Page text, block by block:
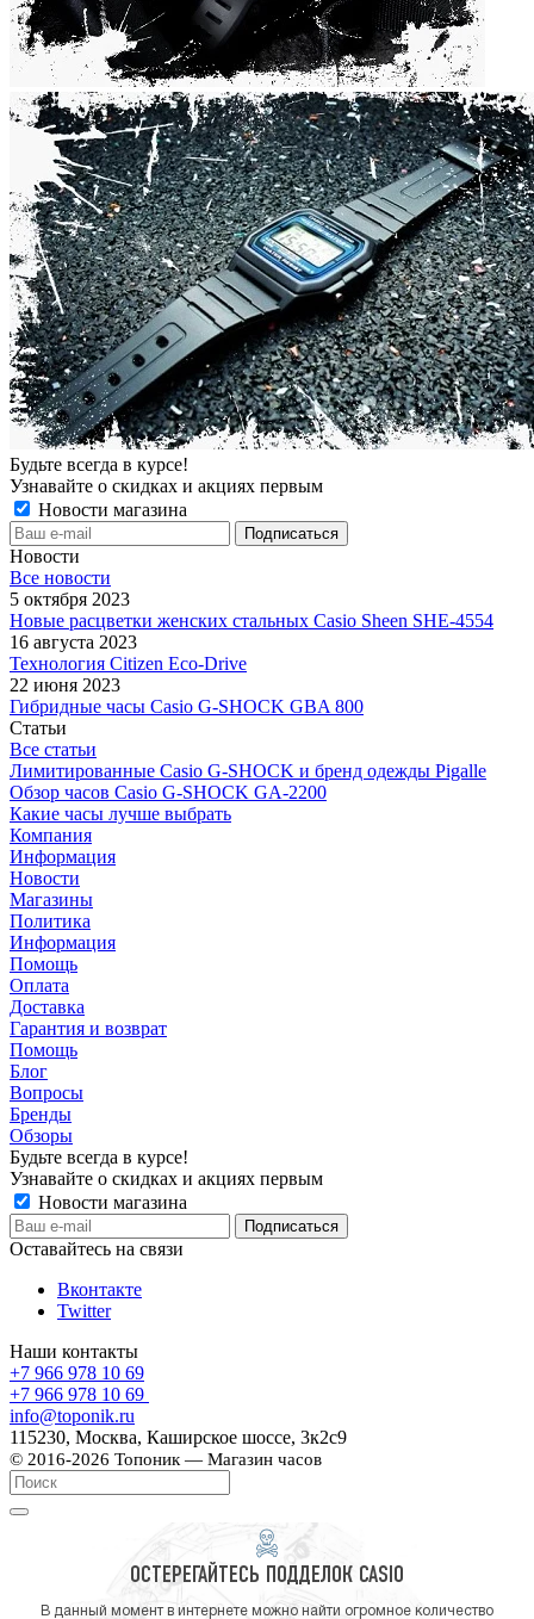
Будьте всегда в курсе!
Узнавайте о скидках и акциях первым
Новости магазина
Новости
Все новости
5 октября 2023
Новые расцветки женских стальных Casio Sheen SHE-4554
16 августа 2023
Технология Citizen Eco-Drive
22 июня 2023
Гибридные часы Casio G-SHOCK GBA 800
Статьи
Все статьи
Лимитированные Casio G-SHOCK и бренд одежды Pigalle
Обзор часов Casio G-SHOCK GA-2200
Какие часы лучше выбрать
Компания
Информация
Новости
Магазины
Политика
Информация
Помощь
Оплата
Доставка
Гарантия и возврат
Помощь
Блог
Вопросы
Бренды
Обзоры
Будьте всегда в курсе!
Узнавайте о скидках и акциях первым
Новости магазина
Оставайтесь на связи
Вконтакте
Twitter
Наши контакты
+7 966 978 10 69
+7 966 978 10 69
info@toponik.ru
115230, Москва, Каширское шоссе, 3к2с9
© 2016-2026 Топоник — Магазин часов
ОСТЕРЕГАЙТЕСЬ ПОДДЕЛОК CASIO
В данный момент в интернете можно найти огромное количество